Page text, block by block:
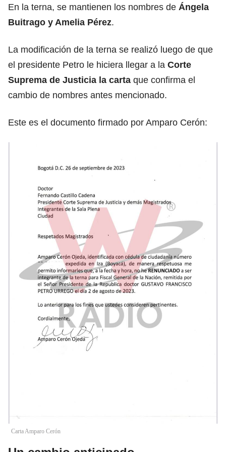
En la terna, se mantienen los nombres de Ángela
Buitrago y Amelia Pérez.
La modificación de la terna se realizó luego de que
el presidente Petro le hiciera llegar a la Corte
Suprema de Justicia la carta que confirma el
cambio de nombres antes mencionado.
Este es el documento firmado por Amparo Cerón:
Carta Amparo Cerón